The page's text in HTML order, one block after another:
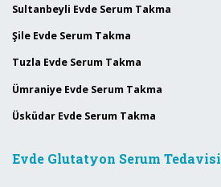
Sultanbeyli Evde Serum Takma
Şile Evde Serum Takma
Tuzla Evde Serum Takma
Ümraniye Evde Serum Takma
Üsküdar Evde Serum Takma
Evde Glutatyon Serum Tedavisi